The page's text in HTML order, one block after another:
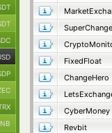
SuperChange
FixedFloat
ChangeHero
CyberMoney
Revbit